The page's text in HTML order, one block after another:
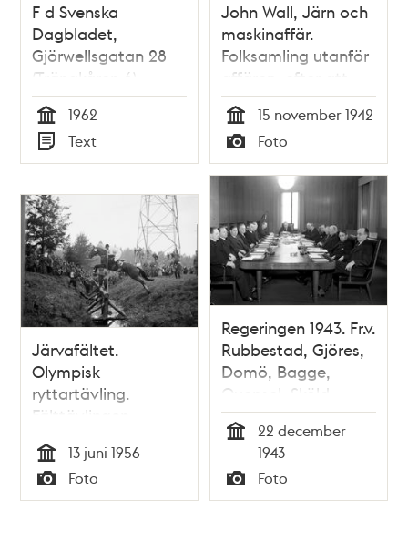
F d Svenska
Dagbladet,
Gjörwellsgatan 28
(Trängkåren 6)
Tid
1962
Typ
Text
John Wall, Järn och
maskinaffär.
Folksamling utanför
affären, efter att
två män har krossat
skyltfönstret och
gjort inbrott
Tid
15 november 1942
Typ
Foto
Järvafältet.
Olympisk
ryttartävling.
Fälttävlingen
uthållighetsprov
hade en hög
svårighetsgrad, ett
skyfall gjorde banan
Tid
13 juni 1956
Typ
Foto
Regeringen 1943. Fr.v.
Rubbestad, Gjöres,
Domö, Bagge,
Quensel, Sköld,
Wigforss, Günther,
Statsminister
Hansson, Pehrsson-
Bramstorp, Möller,
Eriksson, Bergquist,
22 december
1943
Typ
Foto